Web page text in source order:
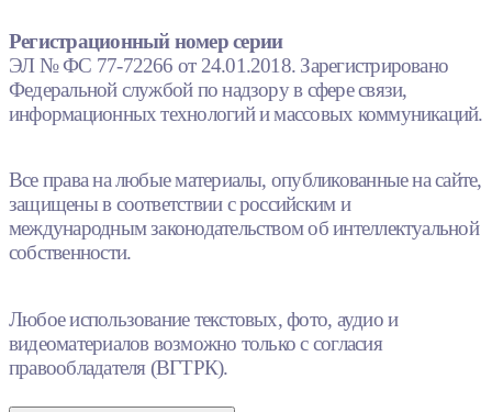
Регистрационный номер серии
ЭЛ № ФС 77-72266 от 24.01.2018. Зарегистрировано
Федеральной службой по надзору в сфере связи,
информационных технологий и массовых коммуникаций.
Все права на любые материалы, опубликованные на сайте,
защищены в соответствии с российским и
международным законодательством об интеллектуальной
собственности.
Любое использование текстовых, фото, аудио и
видеоматериалов возможно только с согласия
правообладателя (ВГТРК).